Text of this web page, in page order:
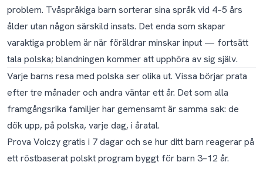
problem. Tvåspråkiga barn sorterar sina språk vid 4–5 års
ålder utan någon särskild insats. Det enda som skapar
varaktiga problem är när föräldrar minskar input — fortsätt
tala polska; blandningen kommer att upphöra av sig själv.
Varje barns resa med polska ser olika ut. Vissa börjar prata
efter tre månader och andra väntar ett år. Det som alla
framgångsrika familjer har gemensamt är samma sak: de
dök upp, på polska, varje dag, i åratal.
Prova Voiczy gratis i 7 dagaroch se hur ditt barn reagerar på
ett röstbaserat polskt program byggt för barn 3–12 år.